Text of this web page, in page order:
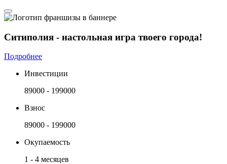
Ситиполия - настольная игра твоего города!
Подробнее
Инвестиции
89000 - 199000
Взнос
89000 - 199000
Окупаемость
1 - 4 месяцев